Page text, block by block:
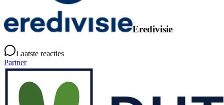
Eredivisie
Laatste reacties
Partner